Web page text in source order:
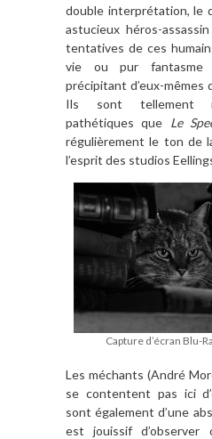
double interprétation, le
astucieux héros-
tentatives de ces
vie ou pur fantasme
précipitant d’eux-mêmes
Ils sont tellement
pathétiques que Le
régulièrement le ton de
l’esprit des studios
Capture d’écran Blu-
Les méchants (André
se contentent pas ici
sont également d’une
est jouissif d’observer